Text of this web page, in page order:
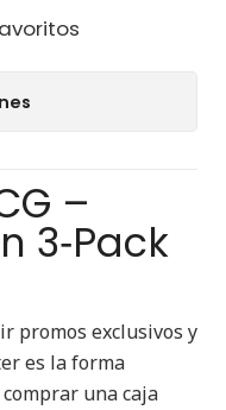
–
3‑Pack
promos exclusivos y
es la forma
una caja